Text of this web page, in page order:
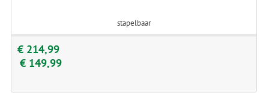
stapelbaar
€ 214,99
€ 149,99